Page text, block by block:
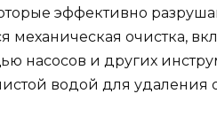
эффективно
механическая очистка,
насосов и других
водой для удаления